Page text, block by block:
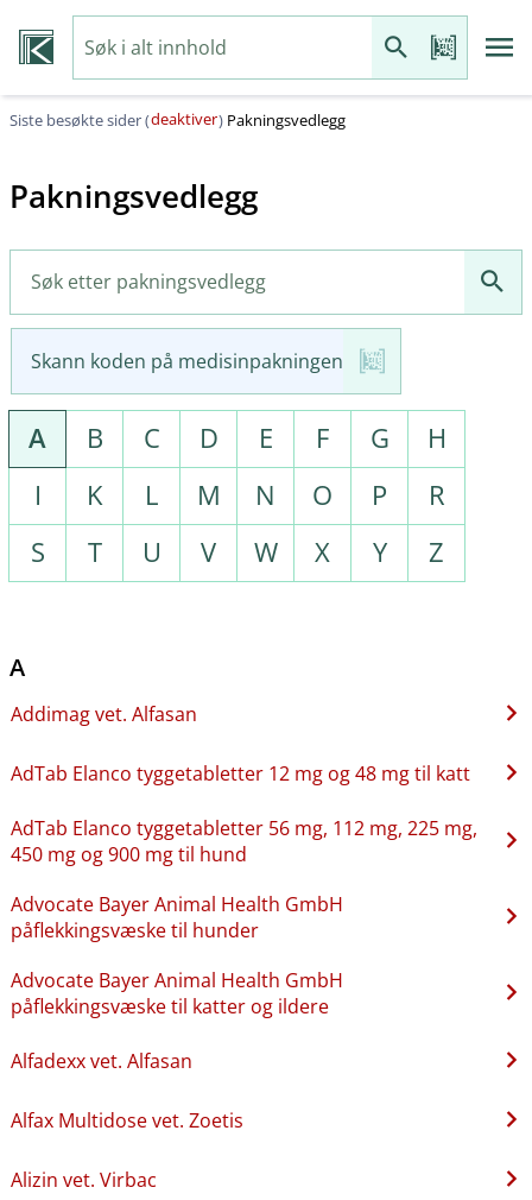
Siste besøkte sider (deaktiver) Pakningsvedlegg
Pakningsvedlegg
Skann koden på medisinpakningen
A B C D E F G
H
I
K L M N O P
R
S
T U V W X Y Z
A
Addimag vet. Alfasan
AdTab Elanco tyggetabletter 12 mg og 48 mg til katt
AdTab Elanco tyggetabletter 56 mg, 112 mg, 225 mg,
450 mg og 900 mg til hund
Advocate Bayer Animal Health GmbH
påflekkingsvæske til hunder
Advocate Bayer Animal Health GmbH
påflekkingsvæske til katter og ildere
Alfadexx vet. Alfasan
Alfax Multidose vet. Zoetis
Alizin vet. Virbac